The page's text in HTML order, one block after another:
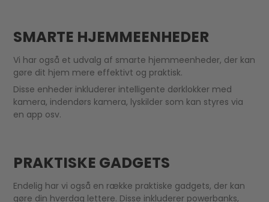
SMARTE HJEMMEENHEDER
Vi har også et udvalg af smarte hjemmeenheder, der kan
gøre dit hjem mere effektivt og praktisk.
Disse enheder inkluderer intelligente dørklokker med
kamera, indendørs kamera, lyskilder som kan styres via
en app osv.
PRAKTISKE GADGETS
Endelig har vi også en række praktiske gadgets, der kan
gøre din hverdag lettere. Disse inkluderer powerbanks,